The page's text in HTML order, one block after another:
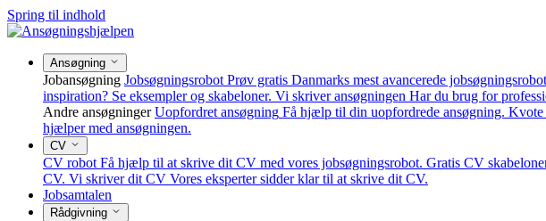
Spring til indhold
Ansøgning
Jobansøgning Jobsøgningsrobot Prøv gratis Danmarks mest avancerede
inspiration? Se eksempler og skabeloner. Vi skriver ansøgningen Har du brug for
Andre ansøgninger Uopfordret ansøgning Få hjælp til din uopfordrede ansøgning. Kvote
hjælper med ansøgningen.
CV
CV robot Få hjælp til at skrive dit CV med vores jobsøgningsrobot. Gratis CV
CV. Vi skriver dit CV Vores eksperter sidder klar til at skrive dit CV.
Jobsamtalen
Rådgivning